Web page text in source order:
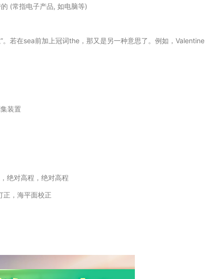
(常指电子产品, 如电脑等)
。若在sea前加上冠词the，那又是另一种意思了。例如，Valentine
装置
绝对高程，绝对高程
正，海平面校正